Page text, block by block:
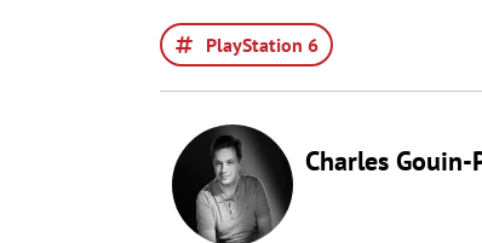
PlayStation 6
Charles Gouin-